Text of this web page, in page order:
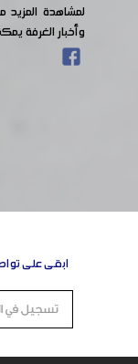
لمشاهدة
وأخبار الغرفة
ابقى على